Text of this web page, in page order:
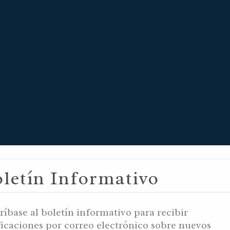
5996 YB /
Informativo
al boletín informativo para recibir
por correo electrónico sobre nuevos